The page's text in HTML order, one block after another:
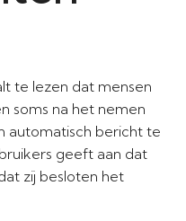
te lezen dat mensen
soms na het nemen
automatisch bericht te
geeft aan dat
zij besloten het